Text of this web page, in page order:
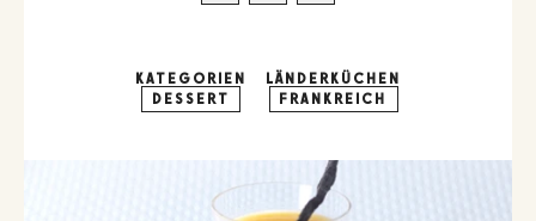
KATEGORIEN
DESSERT
LÄNDERKÜCHEN
FRANKREICH